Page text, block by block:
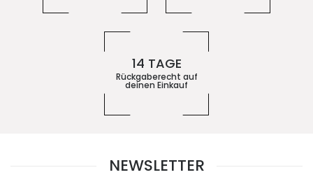
14 TAGE
Rückgaberecht auf
deinen Einkauf
NEWSLETTER